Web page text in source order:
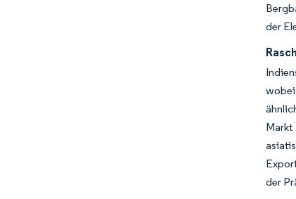
der
der